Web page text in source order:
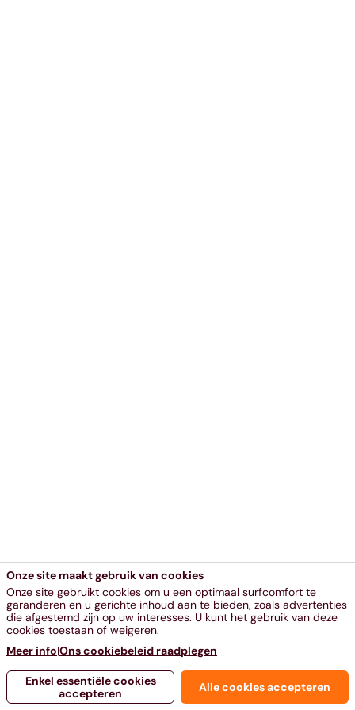
Onze site maakt gebruik van cookies
Onze site gebruikt cookies om u een optimaal surfcomfort te
garanderen en u gerichte inhoud aan te bieden, zoals advertenties
die afgestemd zijn op uw interesses. U kunt het gebruik van deze
cookies toestaan of weigeren.
Alle cookies accepteren
Enkel essentiële cookies
accepteren
Meer info|Ons cookiebeleid raadplegen